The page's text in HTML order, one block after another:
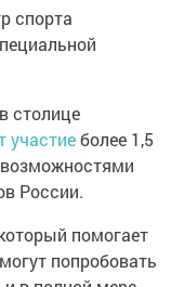
спорта
столице
участиеболее 1,5
России.
помогает
попробовать